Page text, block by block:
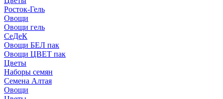
Росток-Гель
Овощи
Овощи гель
СеДеК
Овощи БЕЛ пак
Овощи ЦВЕТ пак
Цветы
Наборы семян
Семена Алтая
Овощи